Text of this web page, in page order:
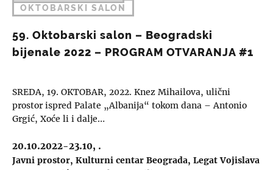
OKTOBARSKI SALON
59. Oktobarski salon – Beogradski
bijenale 2022 – PROGRAM OTVARANJA #1
SREDA, 19. OKTOBAR, 2022. Knez Mihailova, ulični
prostor ispred Palate „Albanija“ tokom dana – Antonio
Grgić, Xoće li i dalje…
20.10.2022-23.10, .
Javni prostor Kulturni centar Beograda Legat Vojislava